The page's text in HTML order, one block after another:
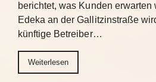
berichtet, was Kunden
Edeka an der Gallitzinstraße
künftige Betreiber…
Weiterlesen